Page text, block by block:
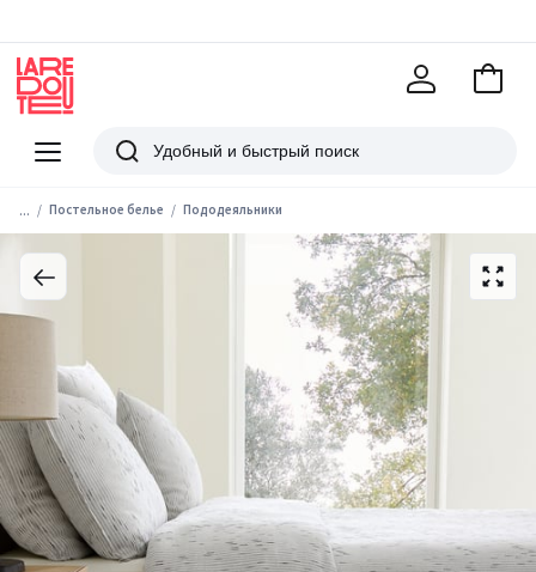
Меню
Redoute
Поиск
В
... Постельное белье Пододеяльники